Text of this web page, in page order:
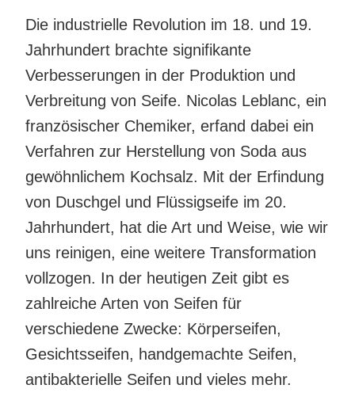
Die industrielle Revolution im 18. und 19.
Jahrhundert brachte signifikante
Verbesserungen in der Produktion und
Verbreitung von Seife. Nicolas Leblanc, ein
französischer Chemiker, erfand dabei ein
Verfahren zur Herstellung von Soda aus
gewöhnlichem Kochsalz. Mit der Erfindung
von Duschgel und Flüssigseife im 20.
Jahrhundert, hat die Art und Weise, wie wir
uns reinigen, eine weitere Transformation
vollzogen. In der heutigen Zeit gibt es
zahlreiche Arten von Seifen für
verschiedene Zwecke: Körperseifen,
Gesichtsseifen, handgemachte Seifen,
antibakterielle Seifen und vieles mehr.